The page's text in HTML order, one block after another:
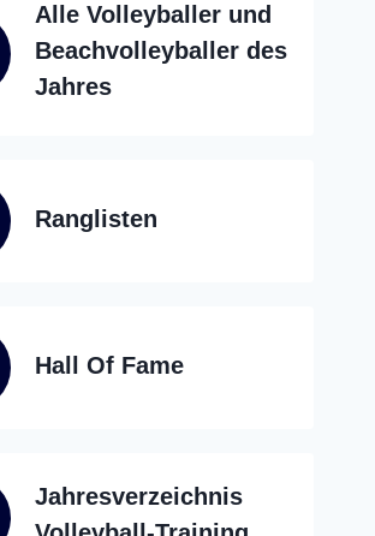
Alle Volleyballer und
Beachvolleyballer des
Jahres
Ranglisten
Hall Of Fame
Jahresverzeichnis